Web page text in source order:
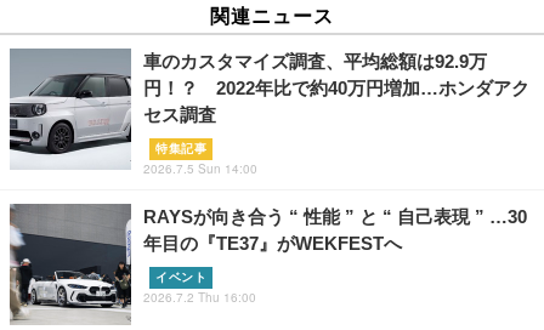
関連ニュース
車のカスタマイズ調査、平均総額は92.9万
円！？ 2022年比で約40万円増加…ホンダアク
セス調査
特集記事
2026.7.5 Sun 14:00
RAYSが向き合う “ 性能 ” と “ 自己表現 ” …30
年目の『TE37』がWEKFESTへ
イベント
2026.7.2 Thu 16:00